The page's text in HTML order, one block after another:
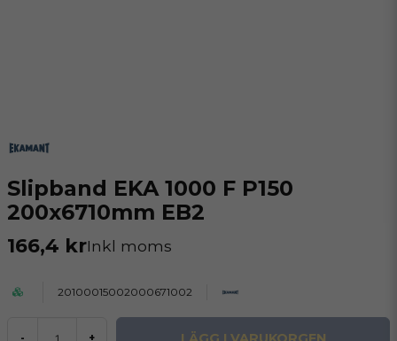
Slipband EKA 1000 F P150
200x6710mm EB2
166,4 krInkl moms
20100015002000671002
- +